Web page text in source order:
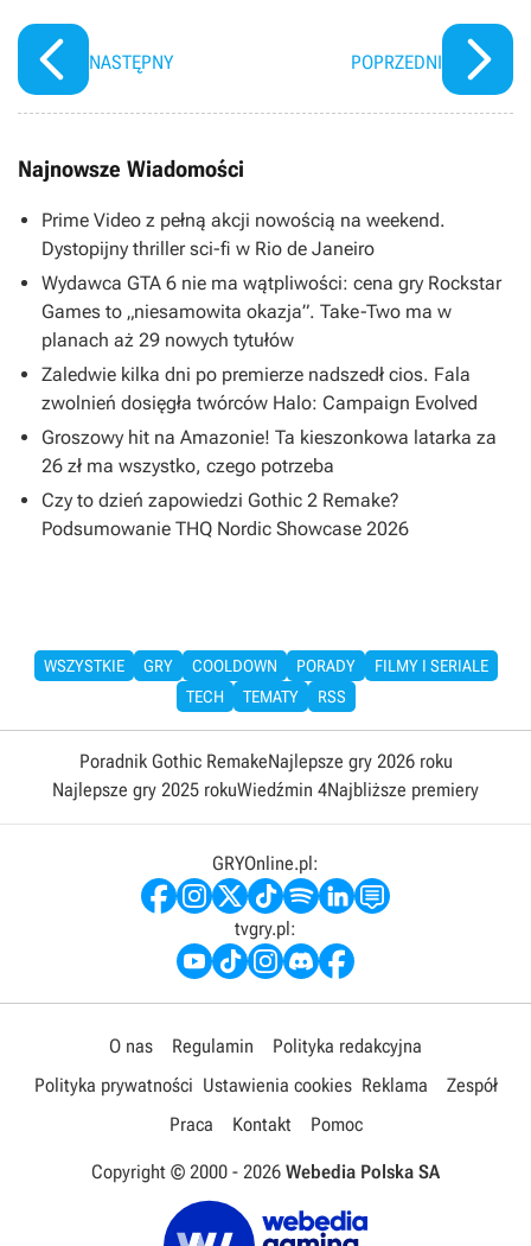
NASTĘPNY POPRZEDNI
Najnowsze Wiadomości
Prime Video z pełną akcji nowością na weekend.
Dystopijny thriller sci-fi w Rio de Janeiro
Wydawca GTA 6 nie ma wątpliwości: cena gry Rockstar
Games to „niesamowita okazja”. Take-Two ma w
planach aż 29 nowych tytułów
Zaledwie kilka dni po premierze nadszedł cios. Fala
zwolnień dosięgła twórców Halo: Campaign Evolved
Groszowy hit na Amazonie! Ta kieszonkowa latarka za
26 zł ma wszystko, czego potrzeba
Czy to dzień zapowiedzi Gothic 2 Remake?
Podsumowanie THQ Nordic Showcase 2026
WSZYSTKIE GRY COOLDOWN PORADY
FILMY I SERIALE
TECH
TEMATY RSS
Poradnik Gothic RemakeNajlepsze gry 2026 roku
Najlepsze gry 2025 rokuWiedźmin 4Najbliższe premiery
GRYOnline.pl:
tvgry.pl:
O nas Regulamin
Polityka redakcyjna
Polityka prywatności Ustawienia cookies Reklama
Zespół
Praca
Kontakt Pomoc
Copyright © 2000 - 2026 Webedia Polska SA